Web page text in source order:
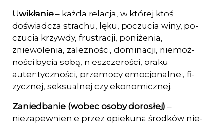
Uwikłanie – każda relacja, w której ktoś
doświadcza strachu, lęku, poczucia winy, po­
czucia krzywdy, frustracji, poniżenia,
zniewolenia, zależności, dominacji, niemoż­
ności bycia sobą, nieszczerości, braku
autentyczności, przemocy emocjonalnej, fi­
zycznej, seksualnej czy ekonomicznej.
Zaniedbanie (wobec osoby dorosłej) –
niezapewnienie przez opiekuna środków nie­